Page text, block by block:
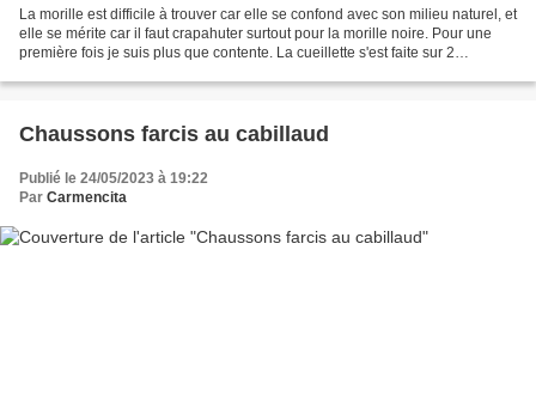
La morille est difficile à trouver car elle se confond avec son milieu naturel, et
elle se mérite car il faut crapahuter surtout pour la morille noire. Pour une
première fois je suis plus que contente. La cueillette s'est faite sur 2
Chaussons farcis au cabillaud
Publié le 24/05/2023 à 19:22
Par Carmencita